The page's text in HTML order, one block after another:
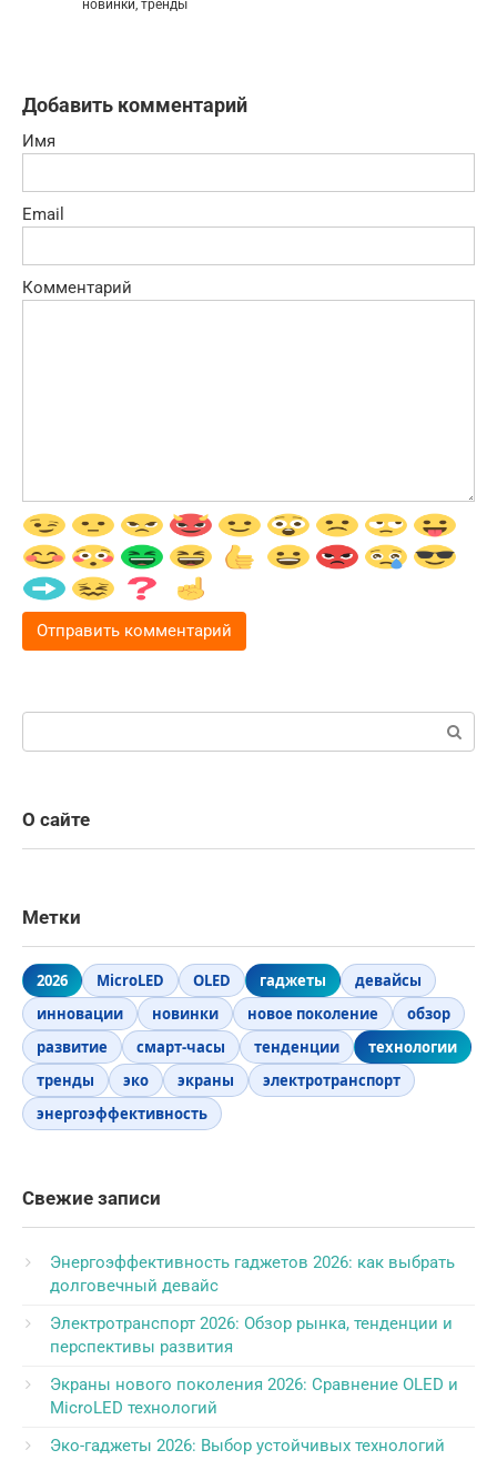
новинки, тренды
Добавить комментарий
Имя
Email
Комментарий
О сайте
Метки
2026 MicroLED OLED гаджеты
девайсы
инновации
новинки новое поколение
обзор
развитие
смарт-часы тенденции
технологии
тренды
эко экраны
электротранспорт
энергоэффективность
Свежие записи
Энергоэффективность гаджетов 2026: как выбрать
долговечный девайс
Электротранспорт 2026: Обзор рынка, тенденции и
перспективы развития
Экраны нового поколения 2026: Сравнение OLED и
MicroLED технологий
Эко-гаджеты 2026: Выбор устойчивых технологий